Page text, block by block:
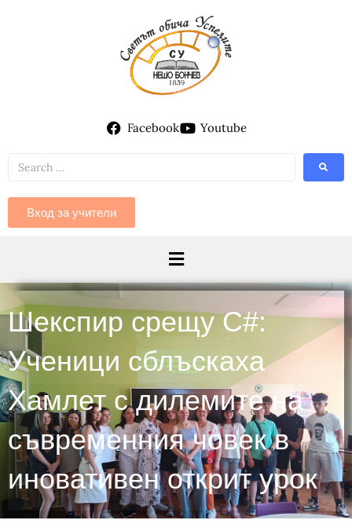
Facebook Youtube
Вход за учители
Шекспир срещу C#:
Ученици сблъскаха
Хамлет с дилемите на
съвременния човек в
иновативен открит урок